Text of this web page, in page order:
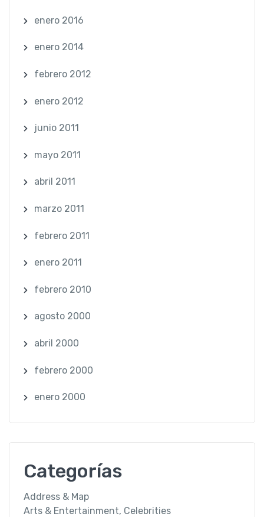
enero 2016
enero 2014
febrero 2012
enero 2012
junio 2011
mayo 2011
abril 2011
marzo 2011
febrero 2011
enero 2011
febrero 2010
agosto 2000
abril 2000
febrero 2000
enero 2000
Categorías
Address & Map
Arts & Entertainment, Celebrities